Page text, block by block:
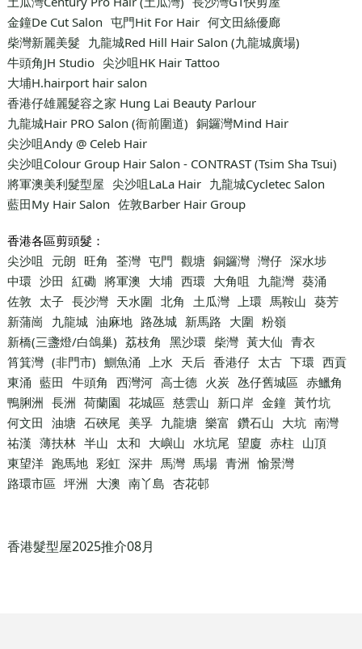
金鐘De Cut Salon 屯門Hit For Hair 何文田絲優廊
柴灣新麗美髮 九龍城Red Hill Hair Salon (九龍城廣場)
牛頭角JH Studio 尖沙咀HK Hair Tattoo
大埔H.hairport hair salon
香港仔雄麗髮容之家 Hung Lai Beauty Parlour
九龍城Hair PRO Salon (衙前圍道) 銅鑼灣Mind Hair
尖沙咀Andy @ Celeb Hair
尖沙咀Colour Group Hair Salon - CONTRAST (Tsim Sha Tsui)
將軍澳美利髮型屋 尖沙咀LaLa Hair 九龍城Cycletec Salon
藍田My Hair Salon 佐敦Barber Hair Group
香港各區剪頭髮：
尖沙咀
元朗 旺角 荃灣 屯門 觀塘 銅鑼灣 灣仔 深水埗
中環 沙田 紅磡 將軍澳 大埔 西環 大角咀 九龍灣 葵涌
佐敦 太子 長沙灣 天水圍 北角 土瓜灣 上環 馬鞍山 葵芳
新蒲崗
九龍城 油麻地 路氹城 新馬路 大圍 粉嶺
新橋(三盞燈/白鴿巢) 荔枝角 黑沙環 柴灣 黃大仙 青衣
筲箕灣 (非門市) 鰂魚涌 上水 天后 香港仔 太古 下環 西貢
東涌 藍田 牛頭角 西灣河 高士德 火炭 氹仔舊城區 赤鱲角
鴨脷洲 長洲 荷蘭園 花城區 慈雲山 新口岸 金鐘 黃竹坑
何文田 油塘 石硤尾 美孚 九龍塘 樂富 鑽石山 大坑 南灣
祐漢 薄扶林 半山 太和 大嶼山 水坑尾 望廈 赤柱 山頂
東望洋 跑馬地 彩虹 深井 馬灣 馬場 青洲 愉景灣
路環市區 坪洲 大澳 南丫島 杏花邨
香港髮型屋2025推介08月